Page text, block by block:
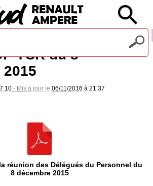
TCR du 8
- Mis à jour le 06/11/2016 à 21:37
réunion des Délégués du Personnel du
8 décembre 2015